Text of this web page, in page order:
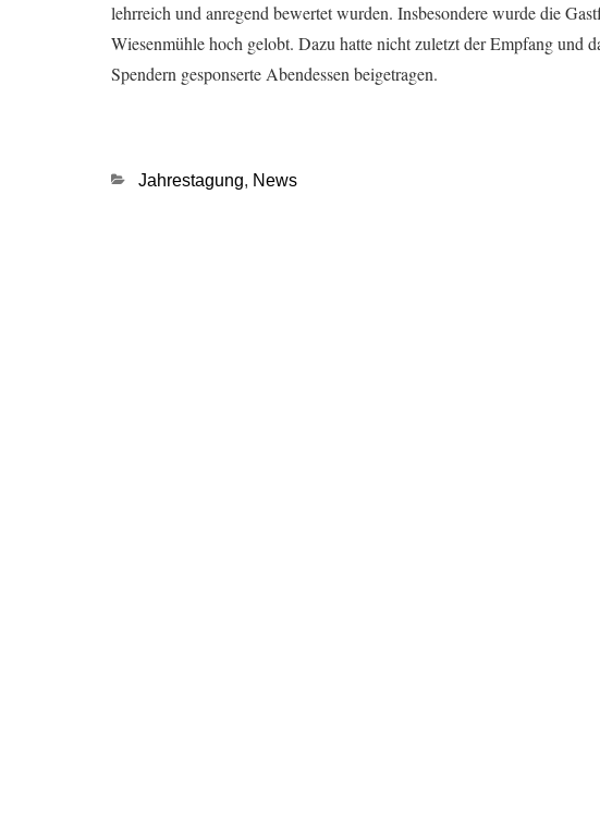
lehrreich und anregend bewertet wurden. Insbesondere wurde die
Wiesenmühle hoch gelobt. Dazu hatte nicht zuletzt der Empfang und
Spendern gesponserte Abendessen beigetragen.
Kategorien
Jahrestagung, News